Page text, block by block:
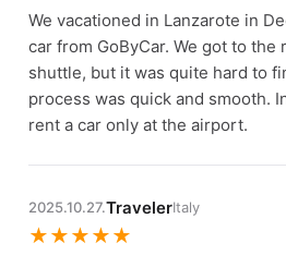
We vacationed in Lanzarote in
car from GoByCar. We got to
shuttle, but it was quite hard to
process was quick and smooth.
rent a car only at the airport.
2025.10.27.TravelerItaly
★★★★★